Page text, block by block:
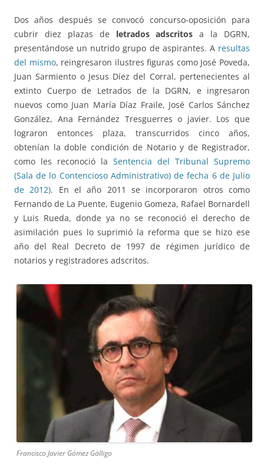
Dos años después se convocó concurso-oposición para
cubrir diez plazas de letrados adscritos a la DGRN,
presentándose un nutrido grupo de aspirantes. Aresultas
del mismo, reingresaron ilustres figuras como José Poveda,
Juan Sarmiento o Jesus Díez del Corral, pertenecientes al
extinto Cuerpo de Letrados de la DGRN, e ingresaron
nuevos como Juan María Díaz Fraile, José Carlos Sánchez
González, Ana Fernández Tresguerres o javier. Los que
lograron entonces plaza, transcurridos cinco años,
obtenían la doble condición de Notario y de Registrador,
como les reconoció la Sentencia del Tribunal Supremo
(Sala de lo Contencioso Administrativo) de fecha 6 de Julio
de 2012). En el año 2011 se incorporaron otros como
Fernando de La Puente, Eugenio Gomeza, Rafael Bornardell
y Luis Rueda, donde ya no se reconoció el derecho de
asimilación pues lo suprimió la reforma que se hizo ese
año del Real Decreto de 1997 de régimen jurídico de
notarios y registradores adscritos.
Francisco Javier Gómez Gálligo